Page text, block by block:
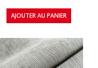
AJOUTER AU PANIER